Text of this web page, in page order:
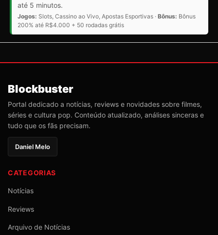
até 5 minutos.
Jogos: Slots, Cassino ao Vivo, Apostas Esportivas · Bônus: Bônus
200% até R$4.000 + 50 rodadas grátis
Blockbuster
Portal dedicado a notícias, reviews e novidades sobre filmes,
séries e cultura pop. Conteúdo atualizado, análises sinceras e
tudo que os fãs precisam.
Daniel Melo
CATEGORIAS
Notícias
Reviews
Arquivo de Notícias